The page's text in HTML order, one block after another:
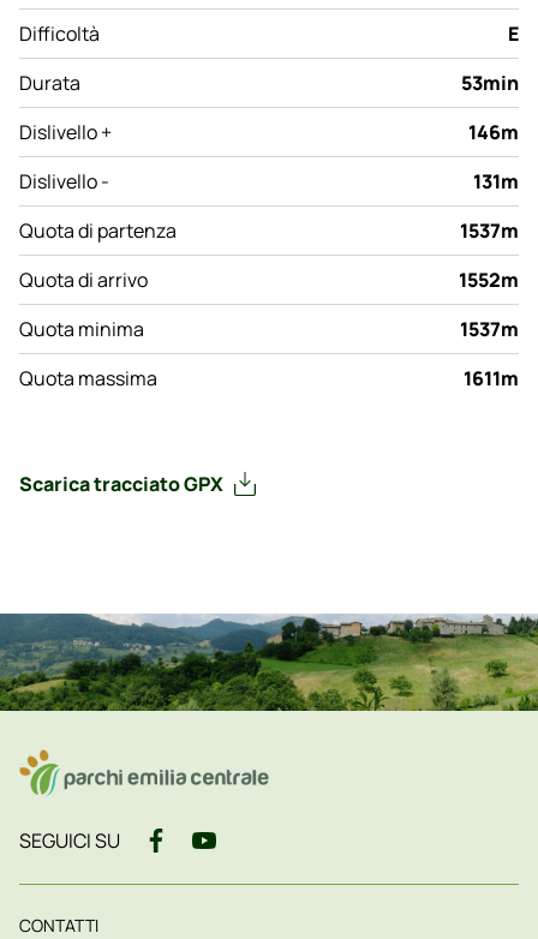
Difficoltà
E
Durata
53min
Dislivello +
146m
Dislivello -
131m
Quota di partenza
1537m
Quota di arrivo
1552m
Quota minima
1537m
Quota massima
1611m
Scarica tracciato GPX
SEGUICI SU
CONTATTI